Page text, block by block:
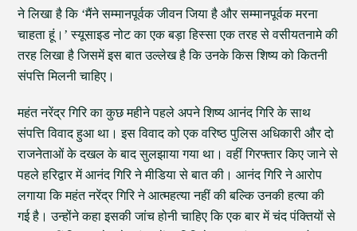
ने लिखा है कि ‘मैंने सम्मानपूर्वक जीवन जिया है और सम्मानपूर्वक मरना
चाहता हूं।’ स्यूसाइड नोट का एक बड़ा हिस्सा एक तरह से वसीयतनामे की
तरह लिखा है जिसमें इस बात उल्लेख है कि उनके किस शिष्य को कितनी
संपत्ति मिलनी चाहिए।
महंत नरेंद्र गिरि का कुछ महीने पहले अपने शिष्य आनंद गिरि के साथ
संपत्ति विवाद हुआ था। इस विवाद को एक वरिष्ठ पुलिस अधिकारी और दो
राजनेताओं के दखल के बाद सुलझाया गया था। वहीं गिरफ्तार किए जाने से
पहले हरिद्वार में आनंद गिरि ने मीडिया से बात की। आनंद गिरि ने आरोप
लगाया कि महंत नरेंद्र गिरि ने आत्महत्या नहीं की बल्कि उनकी हत्या की
गई है। उन्होंने कहा इसकी जांच होनी चाहिए कि एक बार में चंद पंक्तियों से